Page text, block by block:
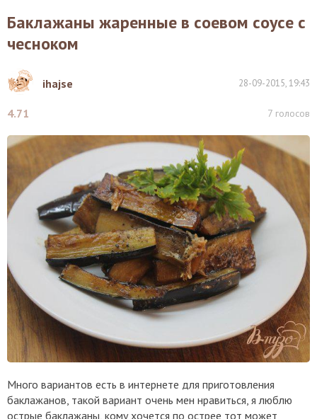
Баклажаны жаренные в соевом соусе с
чесноком
ihajse 28-09-2015, 19:43
4.71 7 голосов
Много вариантов есть в интернете для приготовления
баклажанов, такой вариант очень мен нравиться, я люблю
острые баклажаны, кому хочется по острее тот может